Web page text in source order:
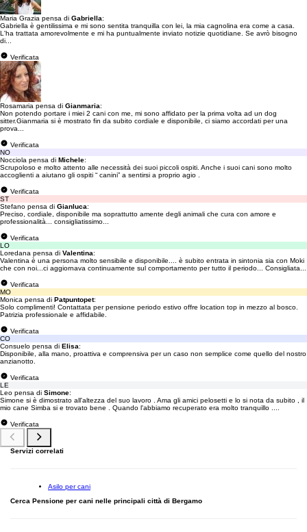
Maria Grazia pensa di Gabriella:
Gabriella è gentilissima e mi sono sentita tranquilla con lei, la mia cagnolina era come a casa.
L'ha trattata amorevolmente e mi ha puntualmente inviato notizie quotidiane. Se avrò bisogno
di...
Verificata
Rosamaria pensa di Gianmaria:
Non potendo portare i miei 2 cani con me, mi sono affidato per la prima volta ad un dog
sitter.Gianmaria si è mostrato fin da subito cordiale e disponibile, ci siamo accordati per una
prova...
Verificata
NO
Nocciola pensa di Michele:
Scrupoloso e molto attento alle necessità dei suoi piccoli ospiti. Anche i suoi cani sono molto
accoglienti a aiutano gli ospiti “ canini” a sentirsi a proprio agio .
Verificata
ST
Stefano pensa di Gianluca:
Preciso, cordiale, disponibile ma soprattutto amente degli animali che cura con amore e
professionalità... consigliatissimo...
Verificata
LO
Loredana pensa di Valentina:
Valentina è una persona molto sensibile e disponibile.... è subito entrata in sintonia sia con Moki
che con noi...ci aggiornava continuamente sul comportamento per tutto il periodo... Consigliata...
Verificata
MO
Monica pensa di Patpuntopet:
Solo complimenti! Contattata per pensione periodo estivo offre location top in mezzo al bosco.
Patrizia professionale e affidabile.
Verificata
CO
Consuelo pensa di Elisa:
Disponibile, alla mano, proattiva e comprensiva per un caso non semplice come quello del nostro
anzianotto.
Verificata
LE
Leo pensa di Simone:
Simone si è dimostrato all'altezza del suo lavoro . Ama gli amici pelosetti e lo si nota da subito , il
mio cane Simba si e trovato bene . Quando l'abbiamo recuperato era molto tranquillo ....
Verificata
Servizi correlati
Asilo per cani
Cerca Pensione per cani nelle principali città di Bergamo